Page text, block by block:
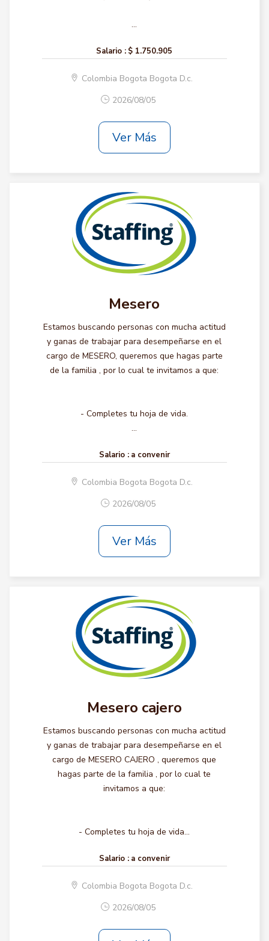
...
Salario : $ 1.750.905
Colombia Bogota Bogota D.c.
2026/08/05
Ver Más
Mesero
Estamos buscando personas con mucha actitud
y ganas de trabajar para desempeñarse en el
cargo de MESERO, queremos que hagas parte
de la familia , por lo cual te invitamos a que:
- Completes tu hoja de vida.
...
Salario : a convenir
Colombia Bogota Bogota D.c.
2026/08/05
Ver Más
Mesero cajero
Estamos buscando personas con mucha actitud
y ganas de trabajar para desempeñarse en el
cargo de MESERO CAJERO , queremos que
hagas parte de la familia , por lo cual te
invitamos a que:
- Completes tu hoja de vida...
Salario : a convenir
Colombia Bogota Bogota D.c.
2026/08/05